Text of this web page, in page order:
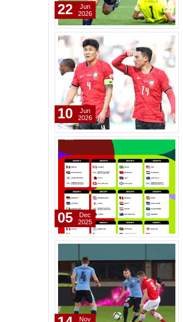
22
Jun
2026
10
Jun
2026
05
Dec
2025
Nov